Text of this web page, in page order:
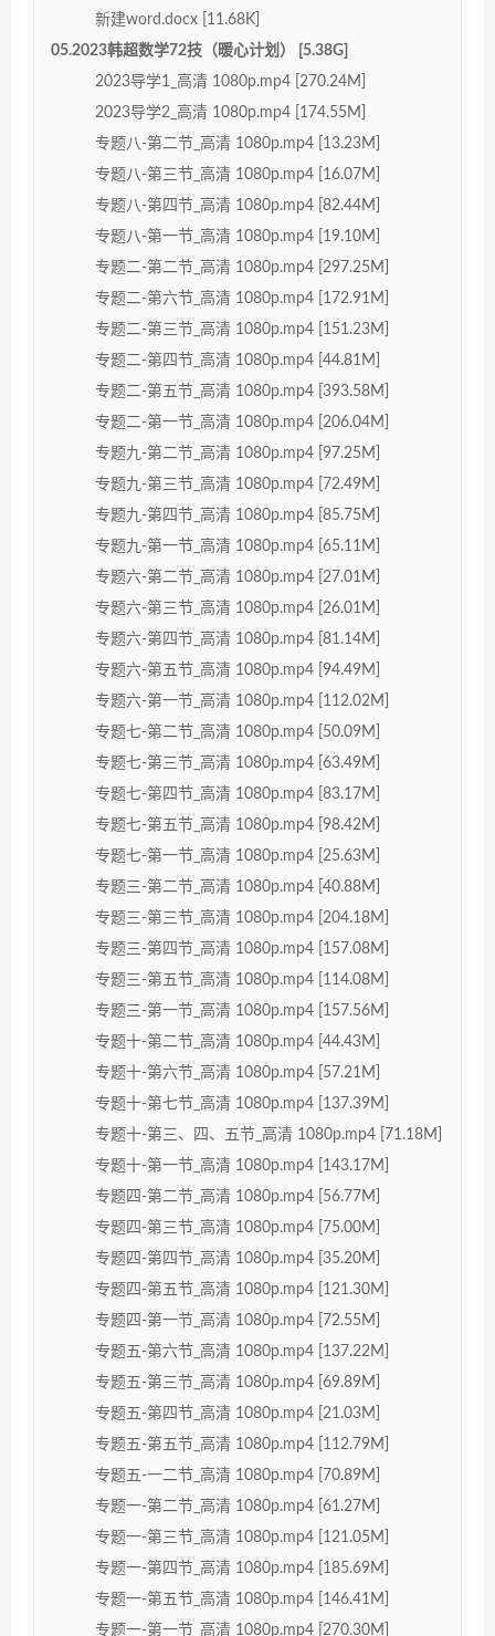
新建word.docx [11.68K]
05.2023韩超数学72技（暖心计划） [5.38G]
2023导学1_高清 1080p.mp4 [270.24M]
2023导学2_高清 1080p.mp4 [174.55M]
专题八-第二节_高清 1080p.mp4 [13.23M]
专题八-第三节_高清 1080p.mp4 [16.07M]
专题八-第四节_高清 1080p.mp4 [82.44M]
专题八-第一节_高清 1080p.mp4 [19.10M]
专题二-第二节_高清 1080p.mp4 [297.25M]
专题二-第六节_高清 1080p.mp4 [172.91M]
专题二-第三节_高清 1080p.mp4 [151.23M]
专题二-第四节_高清 1080p.mp4 [44.81M]
专题二-第五节_高清 1080p.mp4 [393.58M]
专题二-第一节_高清 1080p.mp4 [206.04M]
专题九-第二节_高清 1080p.mp4 [97.25M]
专题九-第三节_高清 1080p.mp4 [72.49M]
专题九-第四节_高清 1080p.mp4 [85.75M]
专题九-第一节_高清 1080p.mp4 [65.11M]
专题六-第二节_高清 1080p.mp4 [27.01M]
专题六-第三节_高清 1080p.mp4 [26.01M]
专题六-第四节_高清 1080p.mp4 [81.14M]
专题六-第五节_高清 1080p.mp4 [94.49M]
专题六-第一节_高清 1080p.mp4 [112.02M]
专题七-第二节_高清 1080p.mp4 [50.09M]
专题七-第三节_高清 1080p.mp4 [63.49M]
专题七-第四节_高清 1080p.mp4 [83.17M]
专题七-第五节_高清 1080p.mp4 [98.42M]
专题七-第一节_高清 1080p.mp4 [25.63M]
专题三-第二节_高清 1080p.mp4 [40.88M]
专题三-第三节_高清 1080p.mp4 [204.18M]
专题三-第四节_高清 1080p.mp4 [157.08M]
专题三-第五节_高清 1080p.mp4 [114.08M]
专题三-第一节_高清 1080p.mp4 [157.56M]
专题十-第二节_高清 1080p.mp4 [44.43M]
专题十-第六节_高清 1080p.mp4 [57.21M]
专题十-第七节_高清 1080p.mp4 [137.39M]
专题十-第三、四、五节_高清 1080p.mp4 [71.18M]
专题十-第一节_高清 1080p.mp4 [143.17M]
专题四-第二节_高清 1080p.mp4 [56.77M]
专题四-第三节_高清 1080p.mp4 [75.00M]
专题四-第四节_高清 1080p.mp4 [35.20M]
专题四-第五节_高清 1080p.mp4 [121.30M]
专题四-第一节_高清 1080p.mp4 [72.55M]
专题五-第六节_高清 1080p.mp4 [137.22M]
专题五-第三节_高清 1080p.mp4 [69.89M]
专题五-第四节_高清 1080p.mp4 [21.03M]
专题五-第五节_高清 1080p.mp4 [112.79M]
专题五-一二节_高清 1080p.mp4 [70.89M]
专题一-第二节_高清 1080p.mp4 [61.27M]
专题一-第三节_高清 1080p.mp4 [121.05M]
专题一-第四节_高清 1080p.mp4 [185.69M]
专题一-第五节_高清 1080p.mp4 [146.41M]
专题一-第一节_高清 1080p.mp4 [270.30M]